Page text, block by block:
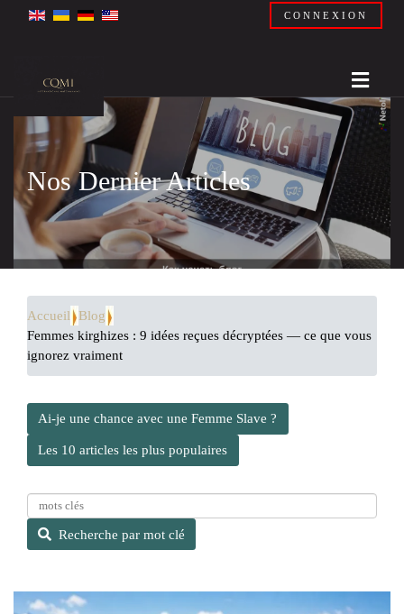
CONNEXION
Nos Dernier Articles
Accueil
Blog
Femmes kirghizes : 9 idées reçues décryptées — ce que vous
ignorez vraiment
Ai-je une chance avec une Femme Slave ?
Les 10 articles les plus populaires
e
r
Recherche par mot clé